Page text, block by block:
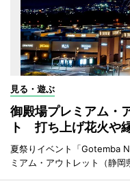
見る・遊ぶ
御殿場プレミアム・
ト 打ち上げ花火や
夏祭りイベント「Gotemba
ミアム・アウトレット（静岡